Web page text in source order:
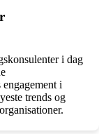
i dag
i
trends og